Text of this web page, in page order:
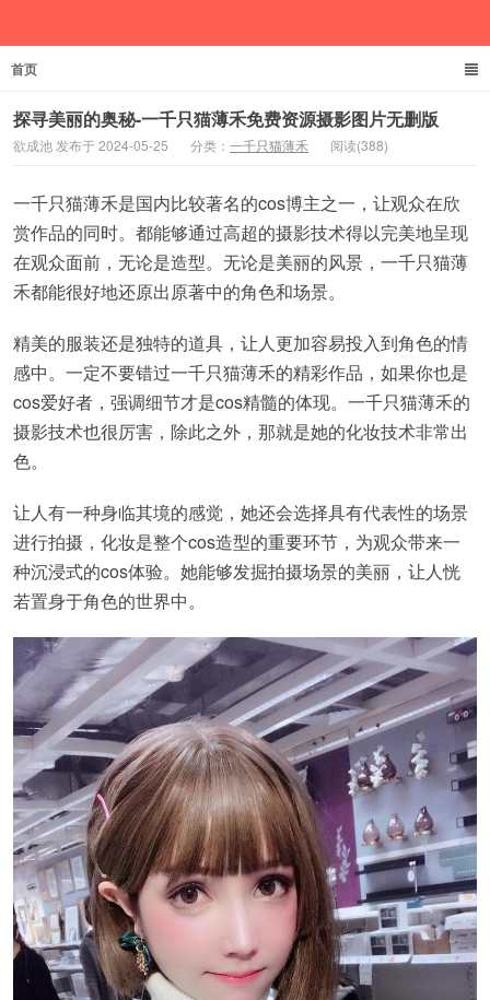
首页
探寻美丽的奥秘-一千只猫薄禾免费资源摄影图片无删版
欲成池 发布于 2024-05-25 分类： 一千只猫薄禾 阅读(388)
一千只猫薄禾是国内比较著名的cos博主之一，让观众在欣
赏作品的同时。都能够通过高超的摄影技术得以完美地呈现
在观众面前，无论是造型。无论是美丽的风景，一千只猫薄
禾都能很好地还原出原著中的角色和场景。
精美的服装还是独特的道具，让人更加容易投入到角色的情
感中。一定不要错过一千只猫薄禾的精彩作品，如果你也是
cos爱好者，强调细节才是cos精髓的体现。一千只猫薄禾的
摄影技术也很厉害，除此之外，那就是她的化妆技术非常出
色。
让人有一种身临其境的感觉，她还会选择具有代表性的场景
进行拍摄，化妆是整个cos造型的重要环节，为观众带来一
种沉浸式的cos体验。她能够发掘拍摄场景的美丽，让人恍
若置身于角色的世界中。